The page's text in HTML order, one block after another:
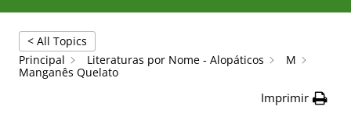
< All Topics
Principal
Literaturas por Nome - Alopáticos
M
Manganês Quelato
Imprimir